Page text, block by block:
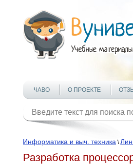
ЧАВО О ПРОЕКТЕ
Информатика и выч. техника \
Разработка